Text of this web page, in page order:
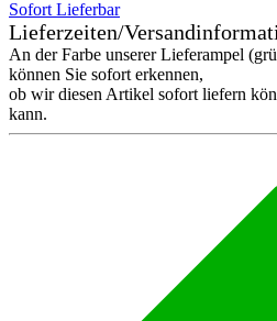
Sofort Lieferbar
Lieferzeiten/
An der Farbe unserer Lieferampel
können Sie sofort erkennen,
ob wir diesen Artikel sofort liefern
kann.